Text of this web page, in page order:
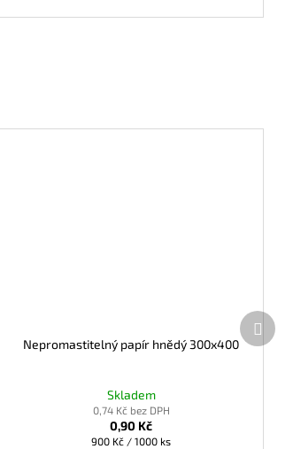
Nepromastitelný papír hnědý 300x400
Skladem
0,74 Kč bez DPH
0,90 Kč
Měrná
900 Kč / 1000 ks
Další